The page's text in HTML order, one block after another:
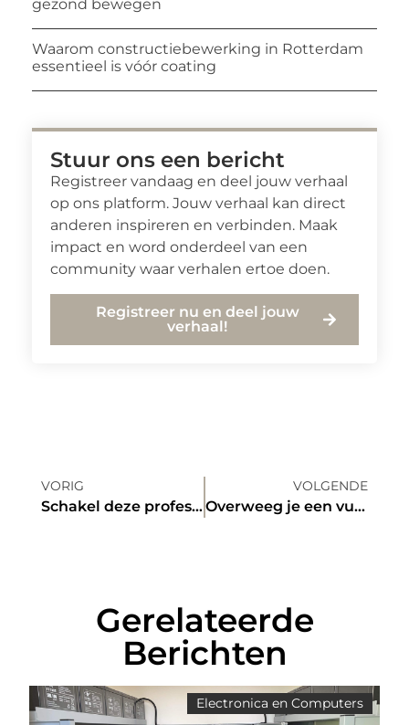
gezond bewegen
Waarom constructiebewerking in Rotterdam
essentieel is vóór coating
Stuur ons een bericht
Registreer vandaag en deel jouw verhaal
op ons platform. Jouw verhaal kan direct
anderen inspireren en verbinden. Maak
impact en word onderdeel van een
community waar verhalen ertoe doen.
Registreer nu en deel jouw
verhaal!
VORIG
Schakel deze professionele fotograaf uit regio Amsterdam in
VOLGENDE
Overweeg je een vuurkorf te kopen? Lees dan gauw verder!
Gerelateerde
Berichten
Electronica en Computers